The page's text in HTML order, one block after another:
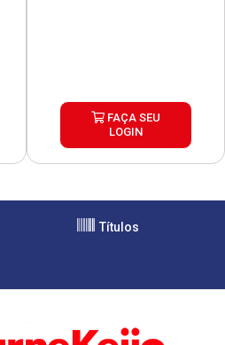
FAÇA SEU
LOGIN
Títulos